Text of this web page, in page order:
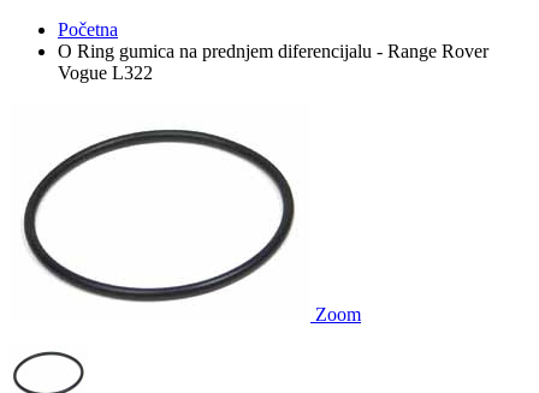
Početna
O Ring gumica na prednjem diferencijalu - Range Rover
Vogue L322
Zoom